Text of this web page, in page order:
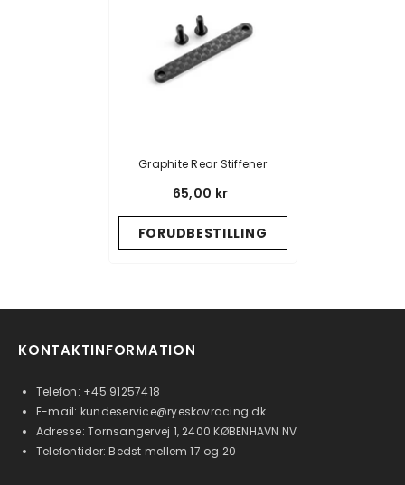
Graphite Rear Stiffener
65,00 kr
FORUDBESTILLING
KONTAKTINFORMATION
Telefon: +45 91257418
E-mail: kundeservice@ryeskovracing.dk
Adresse: Tornsangervej 1, 2400 KØBENHAVN NV
Telefontider: Bedst mellem 17 og 20